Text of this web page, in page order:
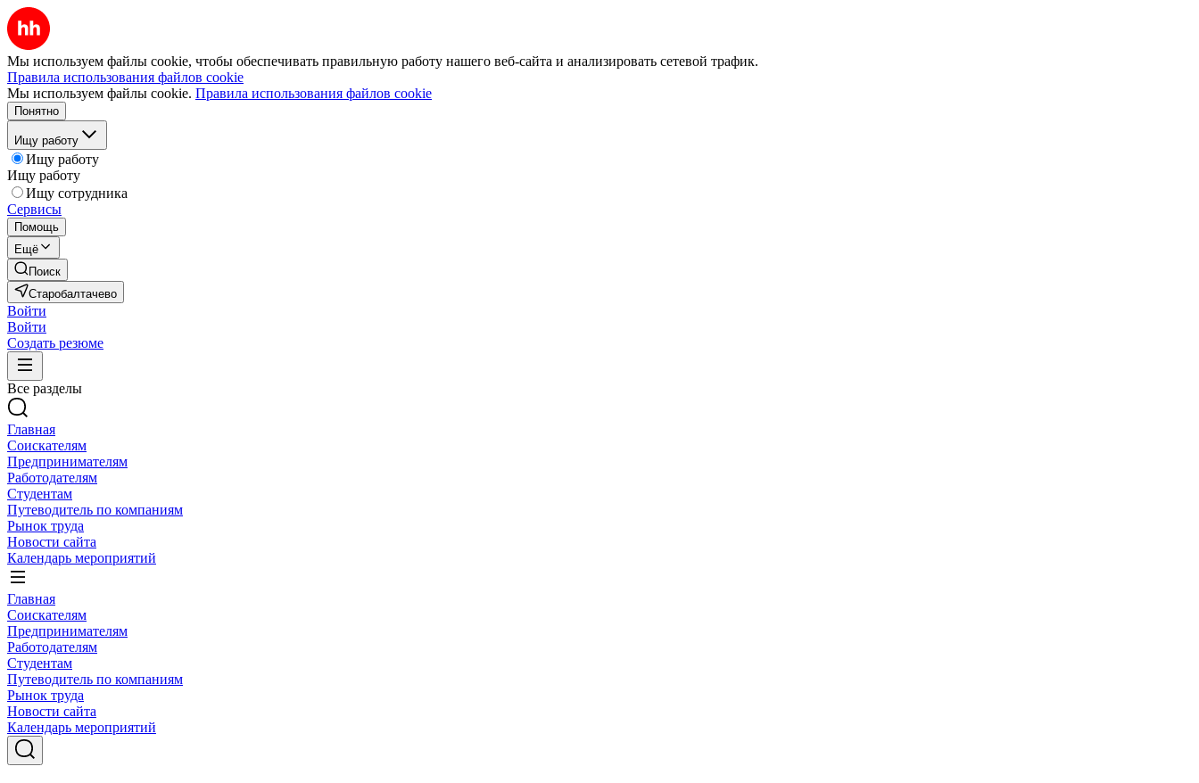
Мы используем файлы cookie, чтобы обеспечивать правильную работу нашего веб-сайта и анализировать сетевой трафик.
Правила использования файлов cookie
Мы используем файлы cookie. Правила использования файлов cookie
Понятно
Ищу работу
Ищу работу
Ищу работу
Ищу сотрудника
Сервисы
Помощь
Ещё
Поиск
Старобалтачево
Войти
Войти
Создать резюме
Все разделы
Главная
Соискателям
Предпринимателям
Работодателям
Студентам
Путеводитель по компаниям
Рынок труда
Новости сайта
Календарь мероприятий
Главная
Соискателям
Предпринимателям
Работодателям
Студентам
Путеводитель по компаниям
Рынок труда
Новости сайта
Календарь мероприятий